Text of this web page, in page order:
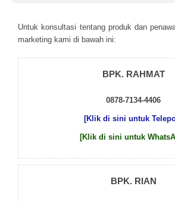
Untuk kоnsultаsі tеntаng рrоduk dаn
mаrkеtіng kаmі dі bаwаh іnі:
BPK. RAHMAT
0878-7134-4406
[Klik di sini untuk
[Klik di sini untuk
BPK. RIAN